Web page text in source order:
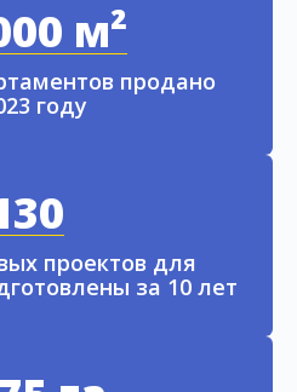
м²
продано
году
проектов для
за 10 лет